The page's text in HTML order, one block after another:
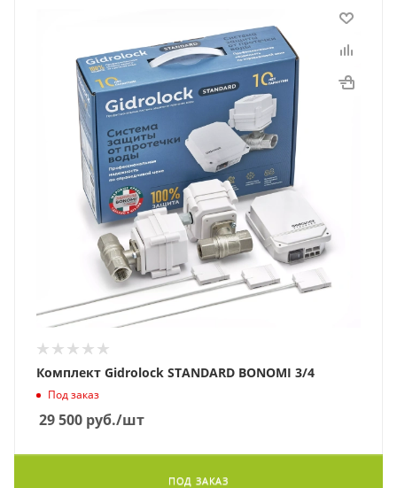
Комплект Gidrolock STANDARD BONOMI 3/4
Под заказ
29 500 руб./шт
ПОД ЗАКАЗ